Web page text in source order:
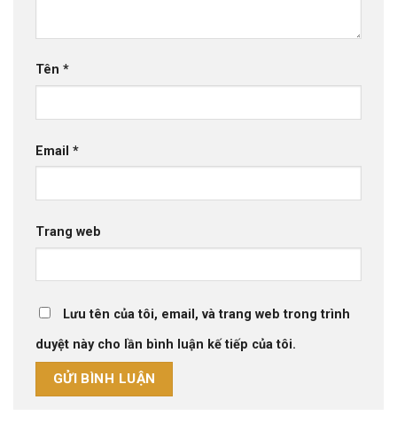
Tên *
Email *
Trang web
Lưu tên của tôi, email, và trang web trong trình
duyệt này cho lần bình luận kế tiếp của tôi.